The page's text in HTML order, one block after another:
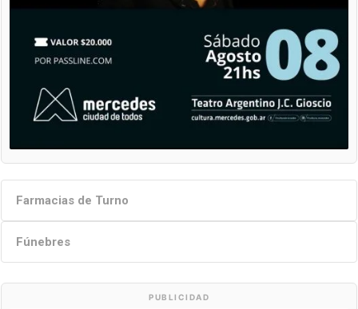
Farmacias de Turno
Fúnebres
PUBLICIDAD